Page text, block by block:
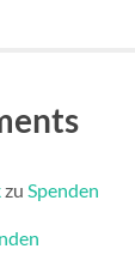
zu Spenden